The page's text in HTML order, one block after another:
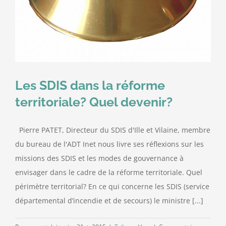
Les SDIS dans la réforme
territoriale? Quel devenir?
Pierre PATET, Directeur du SDIS d'Ille et Vilaine, membre
du bureau de l'ADT Inet nous livre ses réflexions sur les
missions des SDIS et les modes de gouvernance à
envisager dans le cadre de la réforme territoriale. Quel
périmètre territorial? En ce qui concerne les SDIS (service
départemental d’incendie et de secours) le ministre [...]